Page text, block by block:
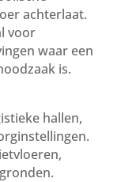
achterlaat.
voor
waar een
is.
hallen,